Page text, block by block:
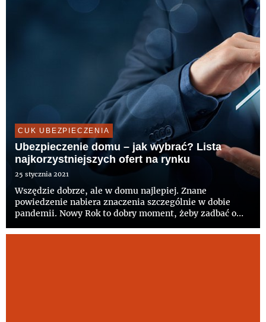
CUK UBEZPIECZENIA
Ubezpieczenie domu – jak wybrać? Lista
najkorzystniejszych ofert na rynku
25 stycznia 2021
Wszędzie dobrze, ale w domu najlepiej. Znane
powiedzenie nabiera znaczenia szczególnie w dobie
pandemii. Nowy Rok to dobry moment, żeby zadbać o
ubezpieczenie nieruchomości. Wskazówek, jak wybrać